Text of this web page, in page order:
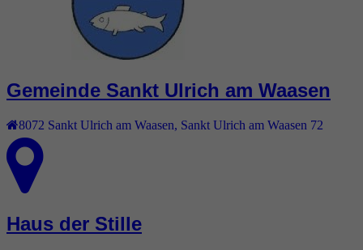
Gemeinde Sankt Ulrich am Waasen
8072 Sankt Ulrich am Waasen Sankt Ulrich am Waasen 72
Haus der Stille